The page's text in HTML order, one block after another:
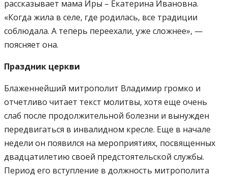
рассказывает мама Иры – Екатерина Ивановна.
«Когда жила в селе, где родилась, все традиции
соблюдала. А теперь переехали, уже сложнее», —
поясняет она.
Праздник церкви
Блаженнейший митрополит Владимир громко и
отчетливо читает текст молитвы, хотя еще очень
слаб после продолжительной болезни и вынужден
передвигаться в инвалидном кресле. Еще в начале
недели он появился на мероприятиях, посвященных
двадцатилетию своей предстоятельской службы.
Период его вступление в должность митрополита